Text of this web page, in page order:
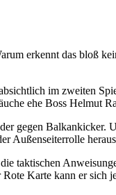
erkennt das bloß
im zweiten
ehe Boss Helmut
gegen Balkankicker.
Außenseiterrolle
taktischen
Karte kann er